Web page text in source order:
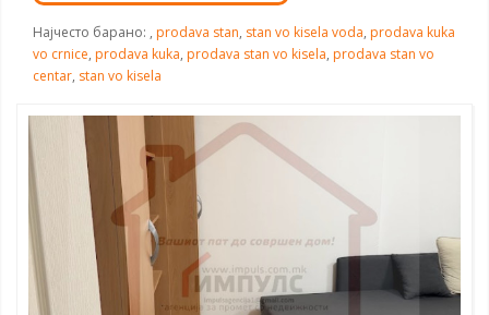
Најчесто барано: , prodava stan, stan vo kisela voda, prodava kuka
vo crnice, prodava kuka, prodava stan vo kisela, prodava stan vo
centar, stan vo kisela